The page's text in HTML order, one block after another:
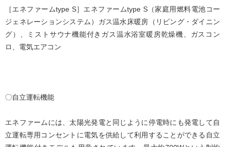
［エネファームtype S］エネファームtype S（家庭用燃料電池コー
ジェネレーションシステム）ガス温水床暖房（リビング・ダイニン
グ）、ミストサウナ機能付きガス温水浴室暖房乾燥機、ガスコン
ロ、電気エアコン
〇自立運転機能
エネファームには、太陽光発電と同じように停電時にも発電して自
立運転専用コンセントに電気を供給して利用することができる自立